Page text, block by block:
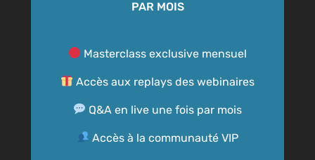
PAR MOIS
Masterclass exclusive mensuel
Accès aux replays des webinaires
Q&A en live une fois par mois
Accès à la communauté VIP